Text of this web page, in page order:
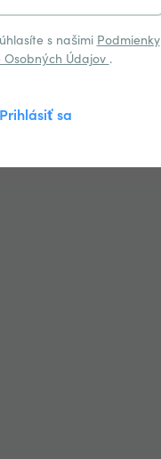
s našimi Podmienky
Osobných Údajov .
Prihlásiť sa